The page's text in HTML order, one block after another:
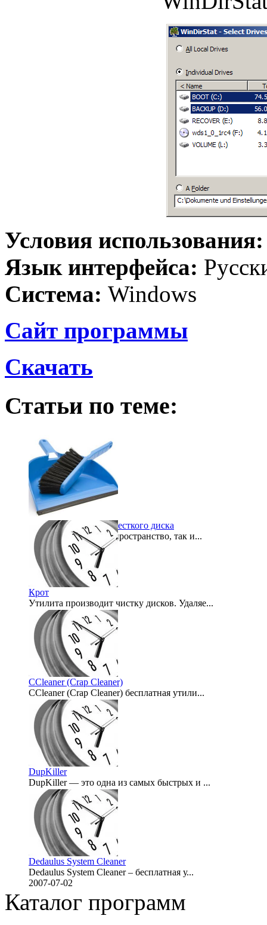
Условия
Язык интерфейса:
Система: Windows
Сайт программы
Скачать
Статьи по теме:
Генеральная уборка жесткого диска
Как свое жизненное пространство, так и...
2012-02-27
Крот
Утилита производит чистку дисков. Удаляе...
2008-06-10
CCleaner (Crap Cleaner)
CCleaner (Crap Cleaner) бесплатная утили...
2007-09-11
DupKiller
DupKiller — это одна из самых быстрых и ...
2007-07-30
Dedaulus System Cleaner
Dedaulus System Cleaner – бесплатная у...
2007-07-02
Каталог программ